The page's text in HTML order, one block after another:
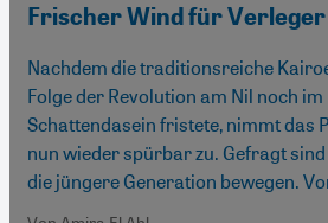
Frischer Wind für Verleger
Nachdem die traditionsreiche
Folge der Revolution am Nil noch
Schattendasein fristete, nimmt das
nun wieder spürbar zu. Gefragt
die jüngere Generation bewegen.